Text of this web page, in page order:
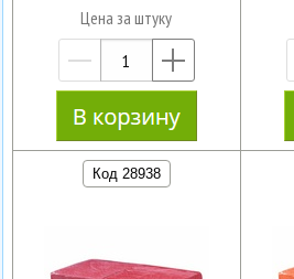
Цена за штуку
—
Код 28938